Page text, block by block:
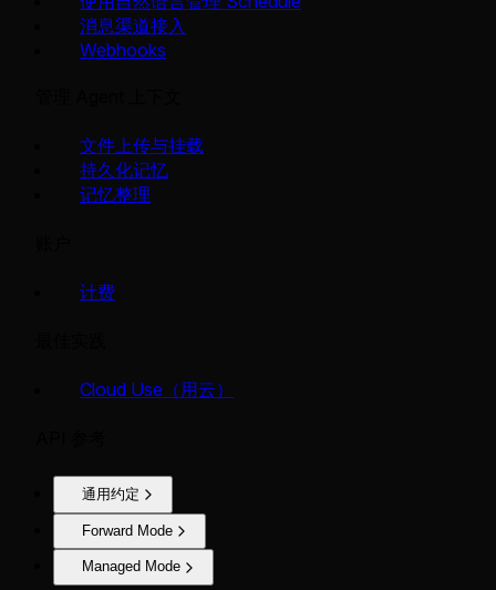
消息渠道接入
Webhooks
文件上传与挂载
持久化记忆
记忆整理
计费
Cloud Use（用云）
通用约定
Forward Mode
Managed Mode